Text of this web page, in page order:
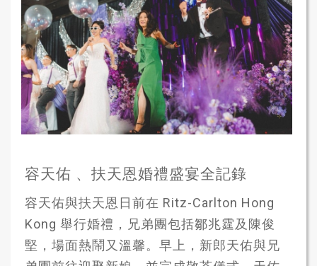
容天佑 、扶天恩婚禮盛宴全記錄
容天佑與扶天恩日前在 Ritz-Carlton Hong
Kong 舉行婚禮，兄弟團包括鄒兆霆及陳俊
堅，場面熱鬧又溫馨。早上，新郎天佑與兄